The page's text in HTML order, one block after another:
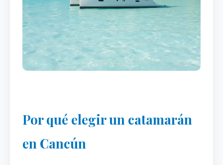
Por qué elegir un catamarán
en Cancún